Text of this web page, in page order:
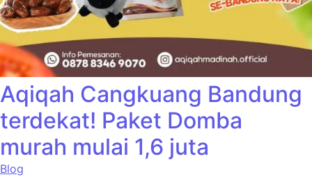
Aqiqah Cangkuang Bandung
terdekat! Paket Domba
murah mulai 1,6 juta
Blog